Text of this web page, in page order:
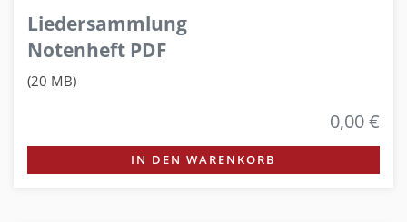
Liedersammlung
Notenheft PDF
(20 MB)
0,00 €
IN DEN WARENKORB